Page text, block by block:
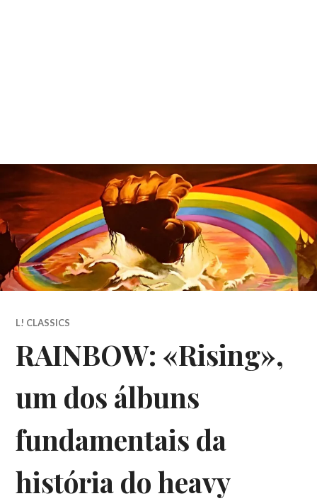
L! CLASSICS
RAINBOW: «Rising»,
um dos álbuns
fundamentais da
história do heavy